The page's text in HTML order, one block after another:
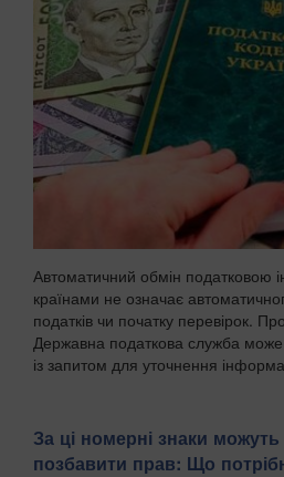
Автоматичний обмін податковою
країнами не означає
податків чи початку перевірок.
Державна податкова служба
із запитом для уточнення
За ці номерні знаки
позбавити прав: Що